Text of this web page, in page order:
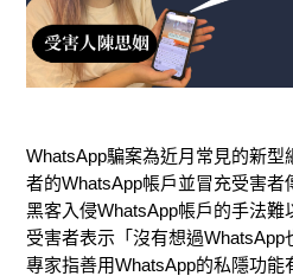
WhatsApp騙案為近月常見的新
者的WhatsApp帳戶並冒充受害者
黑客入侵WhatsApp帳戶的手法難
受害者表示「沒有想過WhatsApp
專家指善用WhatsApp的私隱功能